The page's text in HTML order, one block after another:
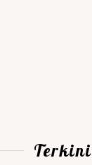
Terkini